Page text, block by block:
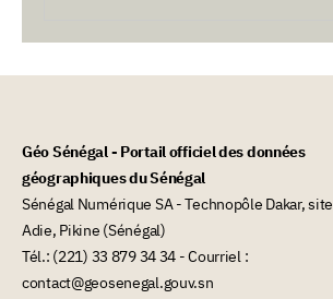
Géo Sénégal - Portail officiel des données
géographiques du Sénégal
Sénégal Numérique SA - Technopôle Dakar, site
Adie, Pikine (Sénégal)
Tél.: (221) 33 879 34 34 - Courriel :
contact@geosenegal.gouv.sn